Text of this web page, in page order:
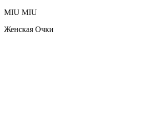
MIU MIU
Женская Очки